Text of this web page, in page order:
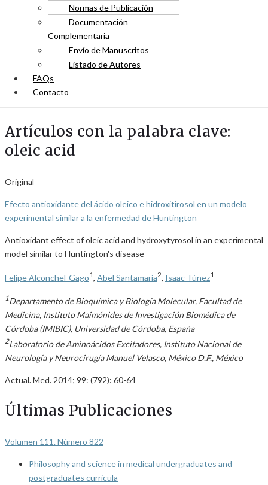
Normas de Publicación
Documentación
Complementaria
Envío de Manuscritos
Listado de Autores
FAQs
Contacto
Artículos con la palabra clave:
oleic acid
Original
Efecto antioxidante del ácido oleico e hidroxitirosol en un modelo
experimental similar a la enfermedad de Huntington
Antioxidant effect of oleic acid and hydroxytyrosol in an experimental
model similar to Huntington's disease
Felipe Alconchel-Gago1, Abel Santamaría2, Isaac Túnez1
1Departamento de Bioquímica y Biología Molecular, Facultad de
Medicina, Instituto Maimónides de Investigación Biomédica de
Córdoba (IMIBIC), Universidad de Córdoba, España
2Laboratorio de Aminoácidos Excitadores, Instituto Nacional de
Neurología y Neurocirugía Manuel Velasco, México D.F., México
Actual. Med. 2014; 99: (792): 60-64
Últimas Publicaciones
Volumen 111. Número 822
Philosophy and science in medical undergraduates and
postgraduates curricula